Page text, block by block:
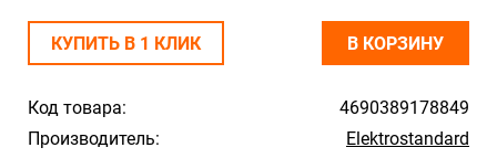
Код товара:
4690389178849
Производитель:
Elektrostandard
КУПИТЬ В 1 КЛИК В КОРЗИНУ